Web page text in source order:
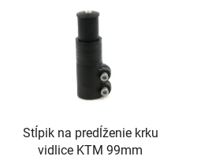
Stĺpik na predĺženie krku
vidlice KTM 99mm